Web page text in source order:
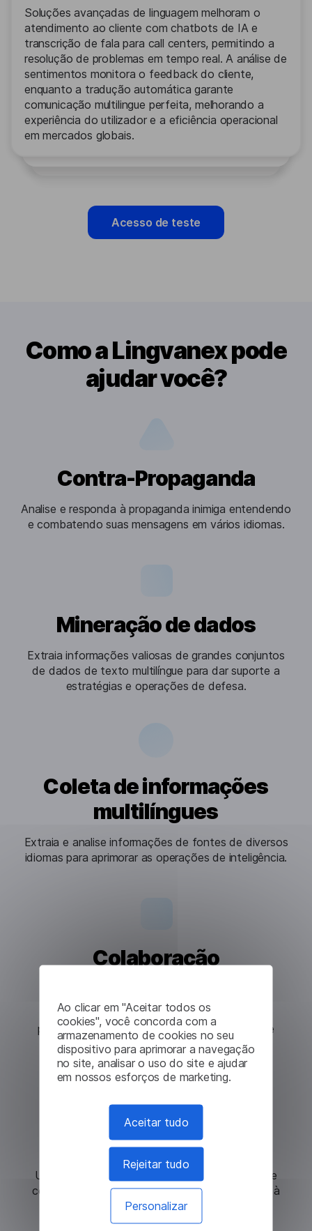
Ao clicar em "Aceitar todos os
cookies", você concorda com a
armazenamento de cookies no seu
dispositivo para aprimorar a navegação
no site, analisar o uso do site e ajudar
em nossos esforços de marketing.
Aceitar tudo
Rejeitar tudo
Personalizar
Soluções avançadas de linguagem melhoram o
atendimento ao cliente com chatbots de IA e
transcrição de fala para call centers, permitindo a
resolução de problemas em tempo real. A análise de
sentimentos monitora o feedback do cliente,
enquanto a tradução automática garante
comunicação multilingue perfeita, melhorando a
experiência do utilizador e a eficiência operacional
em mercados globais.
Acesso de teste
Como a Lingvanex pode
ajudar você?
Contra-Propaganda
Analise e responda à propaganda inimiga entendendo
e combatendo suas mensagens em vários idiomas.
Mineração de dados
Extraia informações valiosas de grandes conjuntos
de dados de texto multilíngue para dar suporte a
estratégias e operações de defesa.
Coleta de informações
multilíngues
Extraia e analise informações de fontes de diversos
idiomas para aprimorar as operações de inteligência.
Colaboração
Facilite a comunicação e a cooperação com
parceiros internacionais de defesa por meio de
serviços de tradução precisos.
Detecção de ameaças
Use a PNL para monitorar e analisar padrões de
comunicação em busca de potenciais ameaças à
segurança.